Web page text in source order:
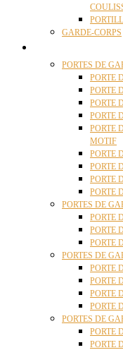
GARDE-CORPS
PORTES DE
PORTE
PORTE
PORTE
PORTE
PORTE
MOTIF
PORTE
PORTE
PORTE
PORTE
PORTES DE
PORTE
PORTE
PORTE
PORTES DE
PORTE
PORTE
PORTE
PORTE
PORTES DE
PORTE
PORTE